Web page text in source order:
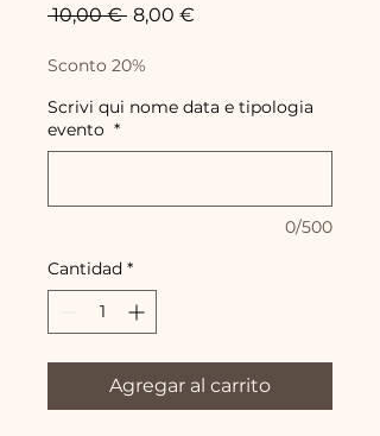
10,00 € Precio
8,00 €
Sconto 20%
Scrivi qui nome data e tipologia
evento *
0/500
Cantidad *
Agregar al carrito